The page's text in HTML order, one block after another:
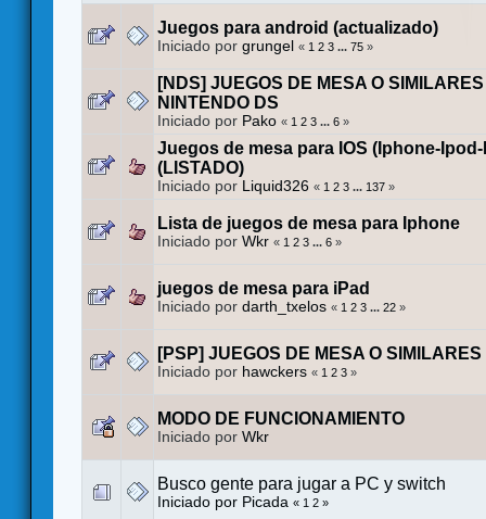
Juegos para android (actualizado)
Iniciado por grungel « 1 2 3 ... 75 »
[NDS] JUEGOS DE MESA O
NINTENDO DS
Iniciado por Pako « 1 2 3 ... 6 »
Juegos de mesa para IOS (Iphone-
(LISTADO)
Iniciado por Liquid326 « 1 2 3 ... 137 »
Lista de juegos de mesa para Iphone
Iniciado por Wkr « 1 2 3 ... 6 »
juegos de mesa para iPad
Iniciado por darth_txelos « 1 2 3 ... 22 »
[PSP] JUEGOS DE MESA O
Iniciado por hawckers « 1 2 3 »
MODO DE FUNCIONAMIENTO
Iniciado por Wkr
Busco gente para jugar a PC y switch
Iniciado por Picada « 1 2 »